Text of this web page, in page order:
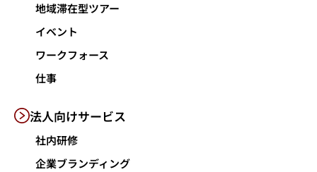
地域滞在型ツアー
イベント
ワークフォース
仕事
法人向けサービス
社内研修
企業ブランディング